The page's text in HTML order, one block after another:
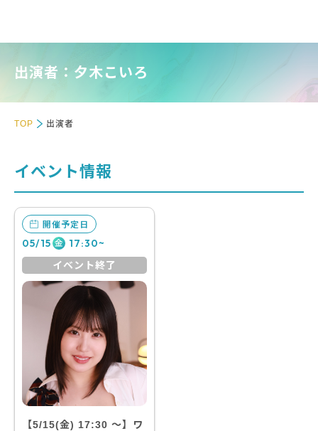
出演者：夕木こいろ
TOP 出演者
イベント情報
開催予定日
05/15 金 17:30~
イベント終了
【5/15(金) 17:30 〜】ワ